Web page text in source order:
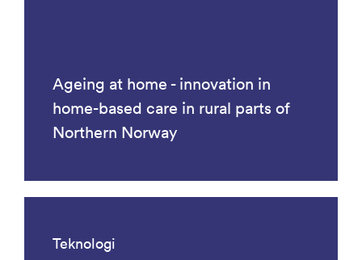
Ageing at home - innovation in
home-based care in rural parts of
Northern Norway
Teknologi